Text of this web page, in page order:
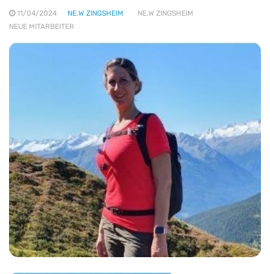
11/04/2024 NE.W ZINGSHEIM
NE.W ZINGSHEIM
NEUE MITARBEITER